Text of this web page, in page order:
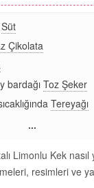
Süt
Çikolata
bardağı Toz Şeker
Tereyağı
...
Limonlu Kek nasıl
resimleri ve